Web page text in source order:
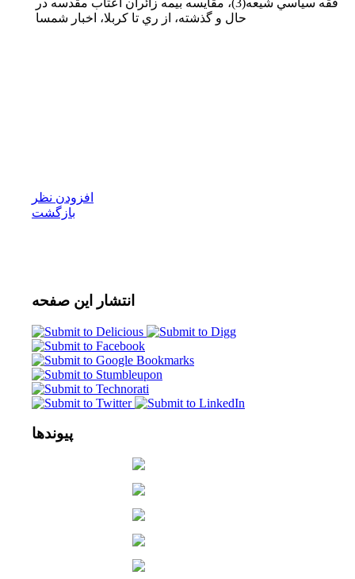
فقه سياسي شيعه(3)، مقايسه بيمه زائران اعتاب مقدسه در
حال و گذشته، از ري تا كربلا، اخبار شمسا
افزودن نظر
بازگشت
انتشار این صفحه
پیوندها